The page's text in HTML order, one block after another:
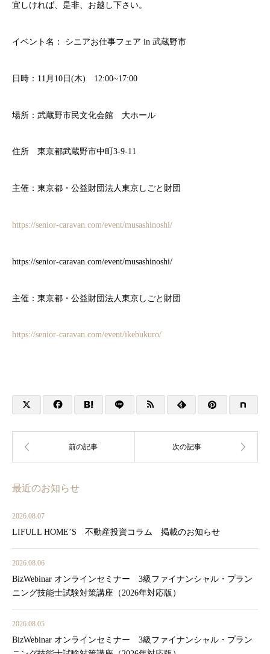
宜しければ、是非、お越し下さい。
イベント名： シニアお仕事フェア in 武蔵野市
日時：11月10日(木) 12:00~17:00
場所：武蔵野市民文化会館 大ホール
住所 東京都武蔵野市中町3-9-11
主催：東京都・公益財団法人東京しごと財団
https://senior-caravan.com/event/musashinoshi/
https://senior-caravan.com/event/musashinoshi/
主催：東京都・公益財団法人東京しごと財団
https://senior-caravan.com/event/ikebukuro/
最近のお知らせ
2026.08.07
LIFULL HOME’S 不動産投資コラム 掲載のお知らせ
2026.08.06
BizWebinar オンラインセミナー 3級ファイナンシャル・プラン
ニング技能士試験対策講座（2026年対応版）
2026.08.05
BizWebinar オンラインセミナー 3級ファイナンシャル・プラン